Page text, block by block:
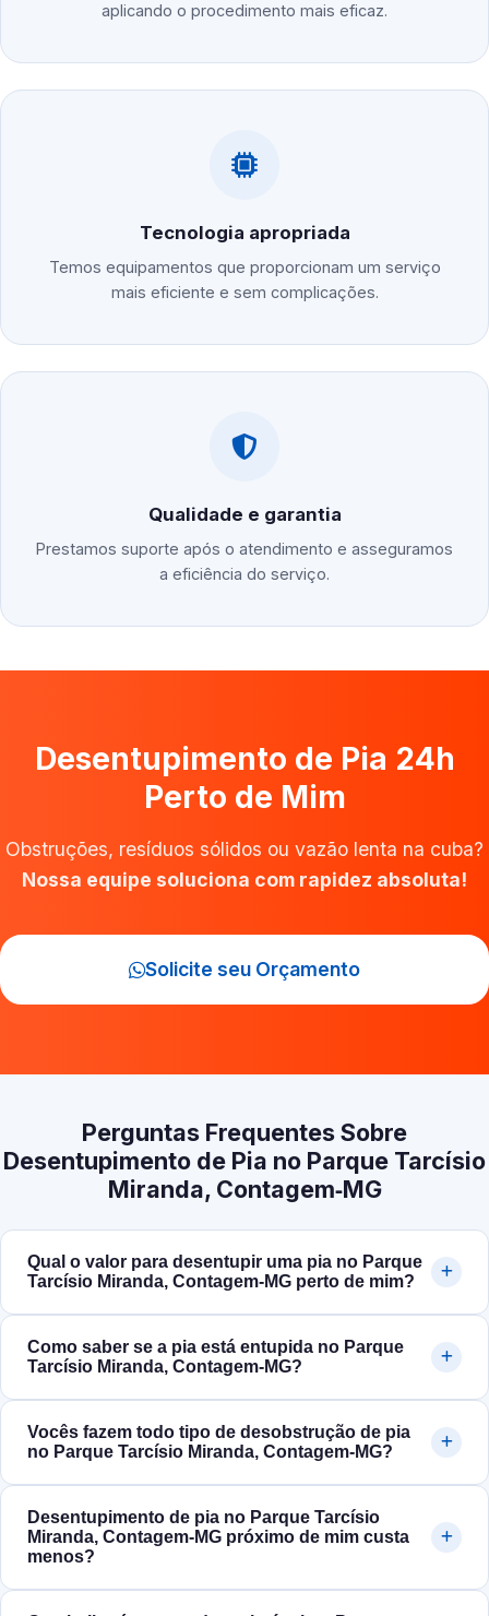
aplicando o procedimento mais eficaz.
Tecnologia apropriada
Temos equipamentos que proporcionam um serviço
mais eficiente e sem complicações.
Qualidade e garantia
Prestamos suporte após o atendimento e asseguramos
a eficiência do serviço.
Desentupimento de Pia 24h
Perto de Mim
Obstruções, resíduos sólidos ou vazão lenta na cuba?
Nossa equipe soluciona com rapidez absoluta!
Solicite seu Orçamento
Perguntas Frequentes Sobre
Desentupimento de Pia no Parque Tarcísio
Miranda, Contagem‑MG
Qual o valor para desentupir uma pia no Parque
Tarcísio Miranda, Contagem‑MG perto de mim?
Como saber se a pia está entupida no Parque
Tarcísio Miranda, Contagem‑MG?
Vocês fazem todo tipo de desobstrução de pia
no Parque Tarcísio Miranda, Contagem‑MG?
Desentupimento de pia no Parque Tarcísio
Miranda, Contagem‑MG próximo de mim custa
menos?